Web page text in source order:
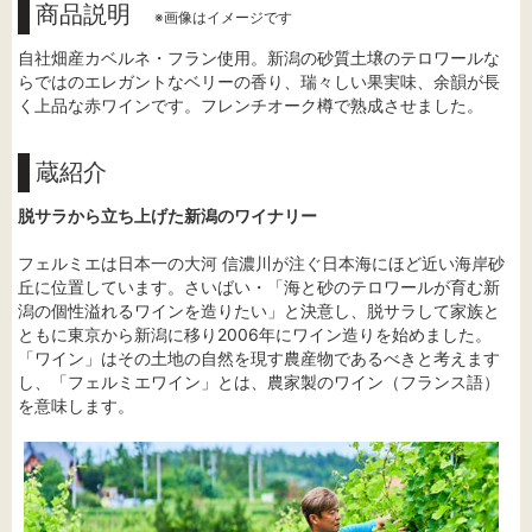
商品説明 ※画像はイメージです
自社畑産カベルネ・フラン使用。新潟の砂質土壌のテロワールな
らではのエレガントなベリーの香り、瑞々しい果実味、余韻が長
く上品な赤ワインです。フレンチオーク樽で熟成させました。
蔵紹介
脱サラから立ち上げた新潟のワイナリー
フェルミエは日本一の大河 信濃川が注ぐ日本海にほど近い海岸砂
丘に位置しています。さいばい・「海と砂のテロワールが育む新
潟の個性溢れるワインを造りたい」と決意し、脱サラして家族と
ともに東京から新潟に移り2006年にワイン造りを始めました。
「ワイン」はその土地の自然を現す農産物であるべきと考えます
し、「フェルミエワイン」とは、農家製のワイン（フランス語）
を意味します。